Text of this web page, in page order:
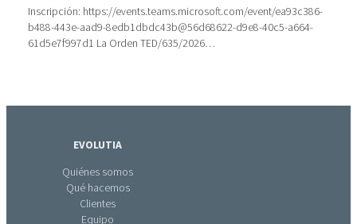
Inscripción: https://events.teams.microsoft.com/event/ea93c386-
b488-443e-aad9-8edb1dbdc43b@56d68622-d9e8-40c5-a664-
61d5e7f997d1 La Orden TED/635/2026…
EVOLUTIA
Quiénes somos
Qué hacemos
Clientes
Equipo